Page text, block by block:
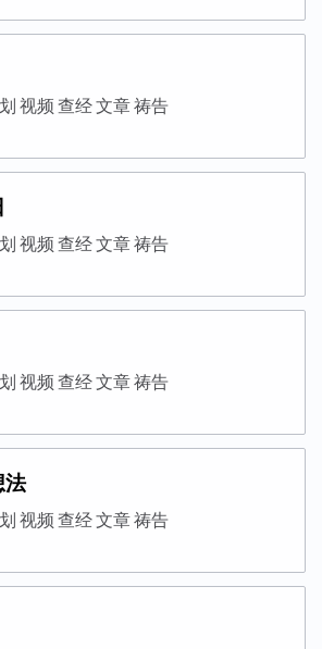
视频 查经 文章 祷告
视频 查经 文章 祷告
视频 查经 文章 祷告
法
视频 查经 文章 祷告